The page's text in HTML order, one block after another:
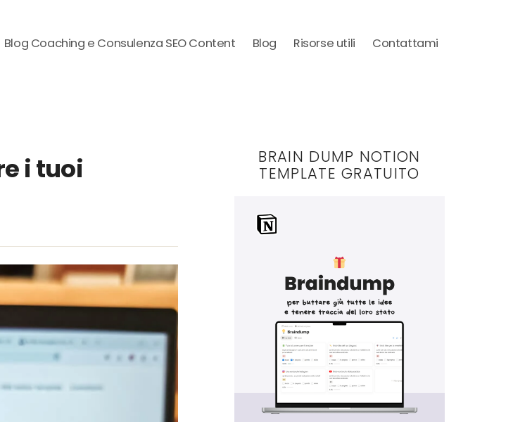
Blog Coaching e Consulenza SEO Content Blog Risorse utili Contattami
i tuoi
BRAIN DUMP NOTION
TEMPLATE GRATUITO